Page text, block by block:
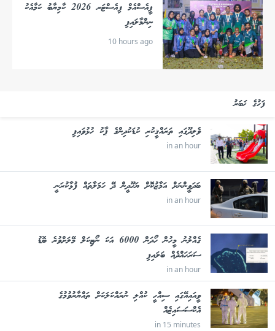
ޕީއެސްއެމް ފިއެސްޓަރ 2026 ކާމިޔާބު ކަމާއެކު
ނިންމާލައިފި
10 hours ago
ފަހުގެ ޚަބަރު
ވެލިދޫގައި ތަރައްޤީކުރި ކުޑަކުދިންގެ ޕާކު ހުޅުވައިފި
in an hour
ބަދަވީންނަށް އަމާޒުކޮށް ޔަހޫދީން ދޭ ހަމަލާތައް ފުޅާކުރަނީ
in an hour
ގެއްލުނު މީހުން ހޯދަން 6000 އަކަ ނޯޓިކަލް މޭލަށްވުރެ ބޮޑު
ސަރަހައްދެއް ބަލައިފި
in an hour
ވީއައިއޭގައި ސިއްހީ ކުއްލި ނުރައްކަލަކަށް ތައްޔާރުވުމުގެ
އެކްސަސައިޒެއް
in 15 minutes